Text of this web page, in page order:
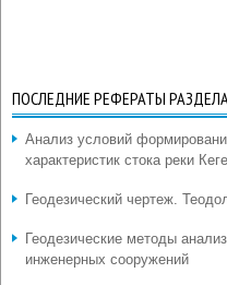
ПОСЛЕДНИЕ РЕФЕРАТЫ
Анализ условий
характеристик стока реки
Геодезический чертеж.
Геодезические методы
инженерных сооружений